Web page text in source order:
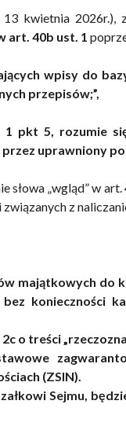
kwietnia 2026r.),
art. 40b ust. 1
wpisy do
przepisów;”,
pkt 5, rozumie
uprawniony
„wgląd” w
z
majątkowych do
konieczności
o treści
(ZSIN).
Sejmu,